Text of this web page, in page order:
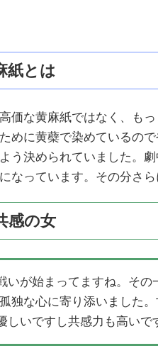
紙とは
価な黄麻紙ではなく、もっ
めに黄蘗で染めているの
う決められていました。
なっています。その分さら
感の女
いが始まってますね。その
独な心に寄り添いました
いですし共感力も高いで